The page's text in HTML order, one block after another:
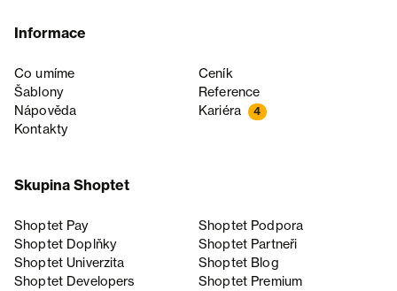
Informace
Co umíme
Ceník
Šablony
Reference
Nápověda
Kariéra 4
Kontakty
Skupina Shoptet
Shoptet Pay
Shoptet Podpora
Shoptet Doplňky
Shoptet Partneři
Shoptet Univerzita
Shoptet Blog
Shoptet Developers
Shoptet Premium